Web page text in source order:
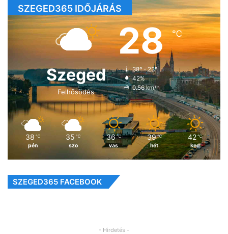
SZEGED365 IDŐJÁRÁS
Szeged
Felhősödés
28℃
38º - 23º
42%
0.56 km/h
38 ℃
pén
35 ℃
szo
36 ℃
vas
39 ℃
hét
42 ℃
ked
SZEGED365 FACEBOOK
- Hirdetés -